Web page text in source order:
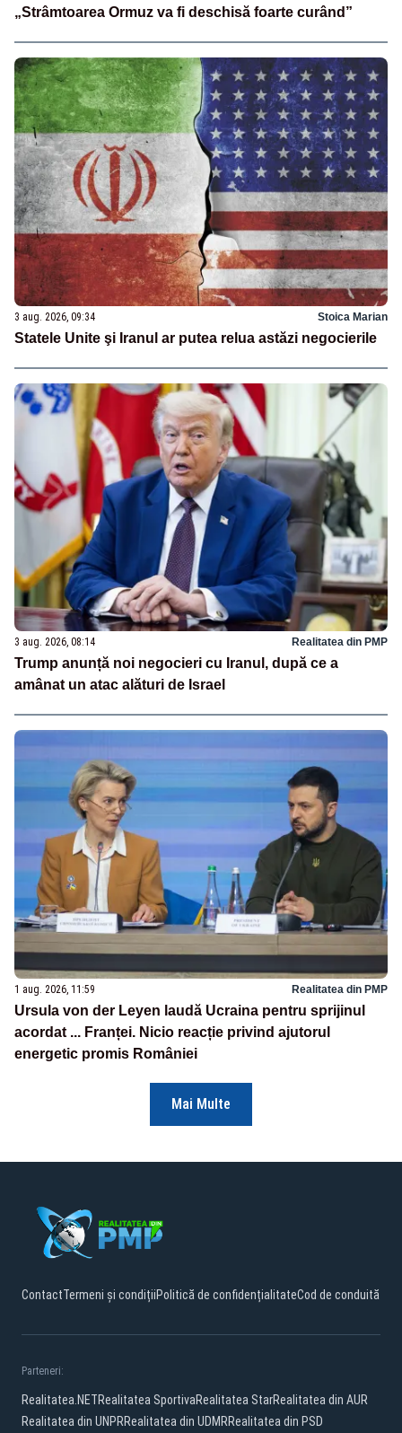
„Strâmtoarea Ormuz va fi deschisă foarte curând”
3 aug. 2026, 09:34 Stoica Marian
Statele Unite şi Iranul ar putea relua astăzi negocierile
3 aug. 2026, 08:14 Realitatea din PMP
Trump anunță noi negocieri cu Iranul, după ce a
amânat un atac alături de Israel
1 aug. 2026, 11:59 Realitatea din PMP
Ursula von der Leyen laudă Ucraina pentru sprijinul
acordat ... Franței. Nicio reacție privind ajutorul
energetic promis României
Mai Multe
ContactTermeni și condițiiPolitică de confidențialitateCod de conduită
Parteneri:
Realitatea.NETRealitatea SportivaRealitatea StarRealitatea din AUR
Realitatea din UNPRRealitatea din UDMRRealitatea din PSD